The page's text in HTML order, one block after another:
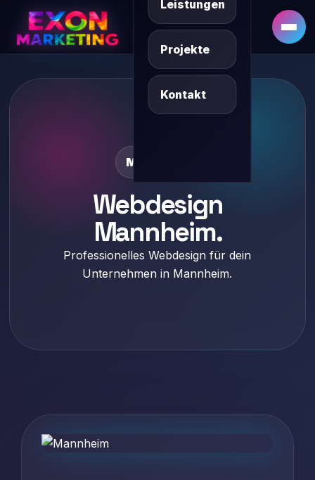
Leistungen
Projekte
Kontakt
DE SQ/XK
Mannheim
Webdesign
Mannheim.
Professionelles Webdesign für dein
Unternehmen in Mannheim.